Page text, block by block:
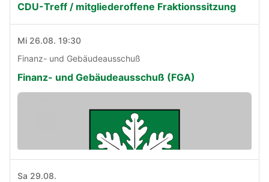
CDU-Treff / mitgliederoffene Fraktionssitzung
Mi 26.08. 19:30
Finanz- und Gebäudeausschuß
Finanz- und Gebäudeausschuß (FGA)
Sa 29.08.